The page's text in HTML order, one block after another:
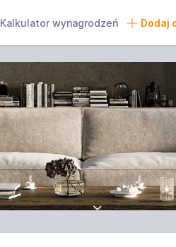
Kalkulator wynagrodzeń Dodaj